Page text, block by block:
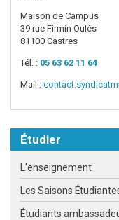
Étudier
L'enseignement
Les Saisons
Étudiants
Maison de Campus
39 rue Firmin Oulès
81100 Castres
Tél. : 05 63 62 11 64
Mail :